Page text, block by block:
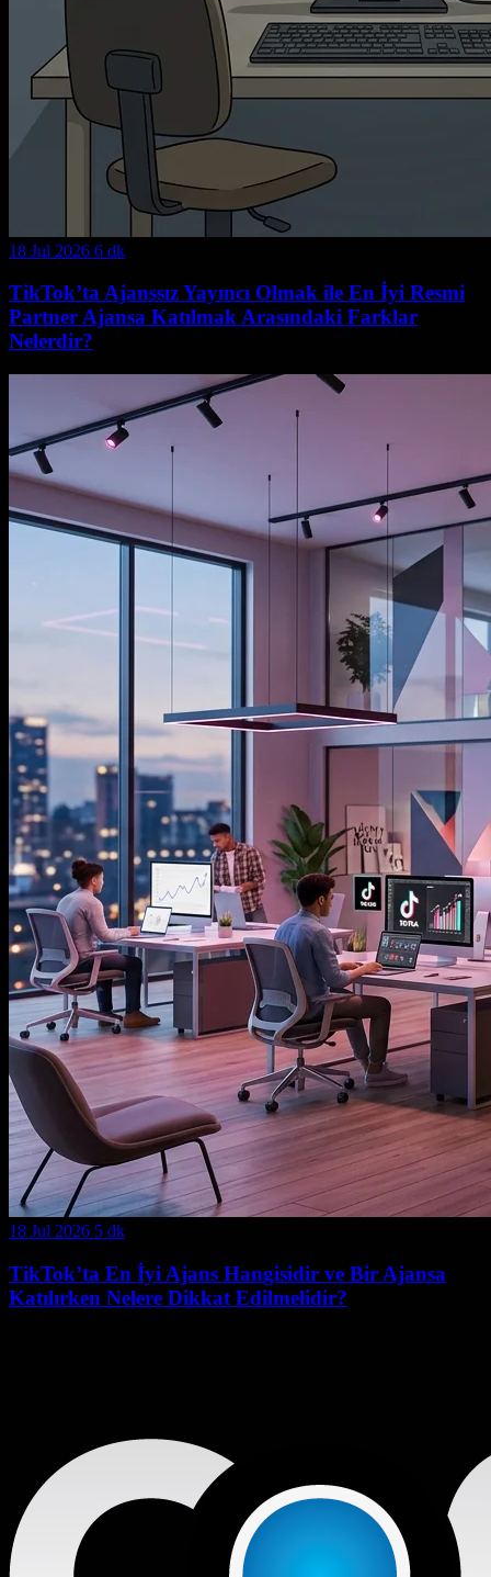
18 Jul 2026 6 dk
TikTok’ta Ajanssız Yayıncı Olmak ile En İyi Resmi
Partner Ajansa Katılmak Arasındaki Farklar
Nelerdir?
18 Jul 2026 5 dk
TikTok’ta En İyi Ajans Hangisidir ve Bir Ajansa
Katılırken Nelere Dikkat Edilmelidir?